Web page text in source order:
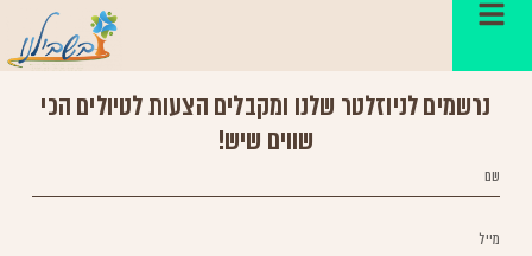
Please select listing to show.
נרשמים לניוזלטר שלנו ומקבלים הצעות לטיולים הכי
שווים שיש!